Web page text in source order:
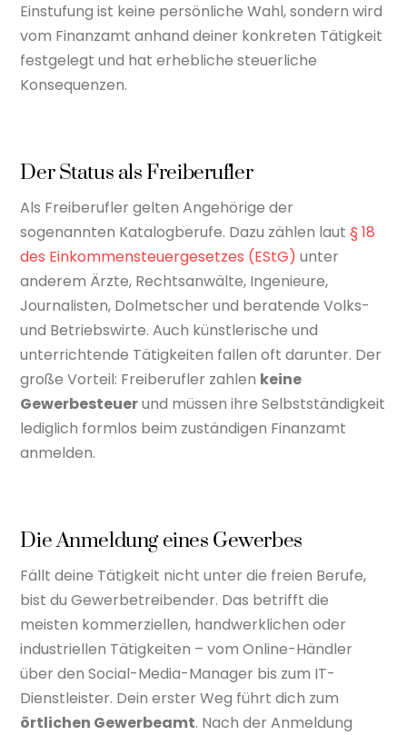
Einstufung ist keine persönliche Wahl, sondern wird
vom Finanzamt anhand deiner konkreten Tätigkeit
festgelegt und hat erhebliche steuerliche
Konsequenzen.
Der Status als Freiberufler
Als Freiberufler gelten Angehörige der
sogenannten Katalogberufe. Dazu zählen laut§ 18
des Einkommensteuergesetzes (EStG) unter
anderem Ärzte, Rechtsanwälte, Ingenieure,
Journalisten, Dolmetscher und beratende Volks-
und Betriebswirte. Auch künstlerische und
unterrichtende Tätigkeiten fallen oft darunter. Der
große Vorteil: Freiberufler zahlen keine
Gewerbesteuerund müssen ihre Selbstständigkeit
lediglich formlos beim zuständigen Finanzamt
anmelden.
Die Anmeldung eines Gewerbes
Fällt deine Tätigkeit nicht unter die freien Berufe,
bist du Gewerbetreibender. Das betrifft die
meisten kommerziellen, handwerklichen oder
industriellen Tätigkeiten – vom Online-Händler
über den Social-Media-Manager bis zum IT-
Dienstleister. Dein erster Weg führt dich zum
örtlichen Gewerbeamt. Nach der Anmeldung